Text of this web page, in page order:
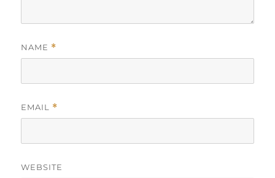
NAME *
EMAIL *
WEBSITE